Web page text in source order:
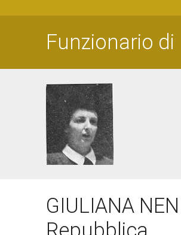
Funzionario
GIULIANA
Repubblica